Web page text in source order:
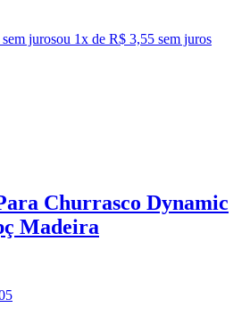
jurosou 1x de R$ 3,55 sem juros
Churrasco Dynamic
Madeira